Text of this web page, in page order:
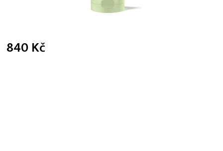
840 Kč